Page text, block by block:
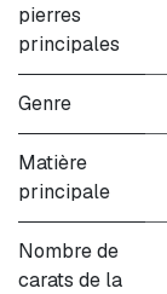
pierres
principales
Genre
Matière
principale
Nombre de
carats de la